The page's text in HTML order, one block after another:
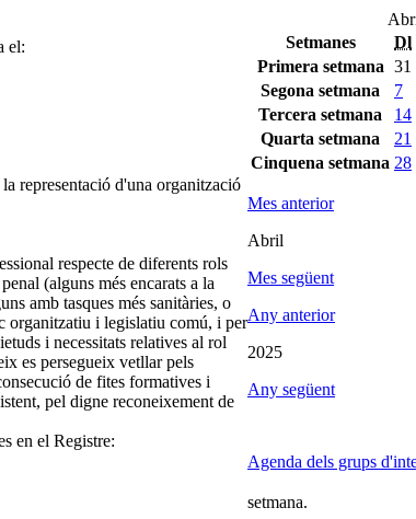
el:
representació d'una organització
respecte de diferents rols
(alguns més encarats a la
amb tasques més sanitàries, o
organitzatiu i legislatiu comú, i per
i necessitats relatives al rol
es persegueix vetllar pels
de fites formatives i
pel digne reconeixement de
en el Registre:
Setmanes
Dl
Primera setmana 31
Segona setmana
7
Tercera setmana
14
Quarta setmana
21
Cinquena setmana 28
Mes anterior
Abril
Mes següent
Any anterior
2025
Any següent
Agenda dels grups
setmana.